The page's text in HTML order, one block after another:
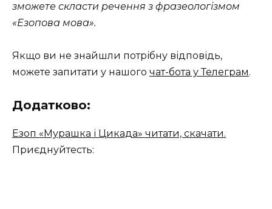
зможете скласти речення з фразеологізмом
«Езопова мова».
Якщо ви не знайшли потрібну відповідь,
можете запитати у нашого чат-бота у Телеграм.
Додатково:
Езоп «Мурашка і Цикада» читати, скачати.
Приєднуйтесть: